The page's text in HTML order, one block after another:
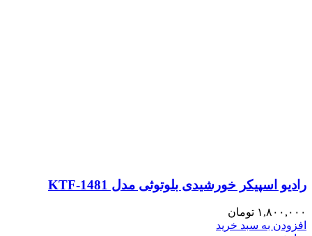
رادیو اسپیکر خورشیدی بلوتوثی مدل KTF-1481
۱,۸۰۰,۰۰۰ تومان
افزودن به سبد خرید